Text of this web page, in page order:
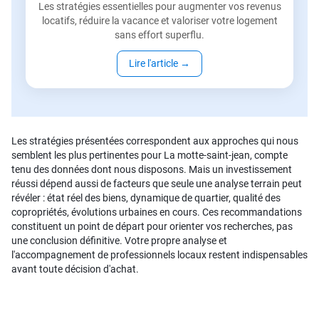
Les stratégies essentielles pour augmenter vos revenus
locatifs, réduire la vacance et valoriser votre logement
sans effort superflu.
Lire l'article →
Les stratégies présentées correspondent aux approches qui nous
semblent les plus pertinentes pour La motte-saint-jean, compte
tenu des données dont nous disposons. Mais un investissement
réussi dépend aussi de facteurs que seule une analyse terrain peut
révéler : état réel des biens, dynamique de quartier, qualité des
copropriétés, évolutions urbaines en cours. Ces recommandations
constituent un point de départ pour orienter vos recherches, pas
une conclusion définitive. Votre propre analyse et
l'accompagnement de professionnels locaux restent indispensables
avant toute décision d'achat.